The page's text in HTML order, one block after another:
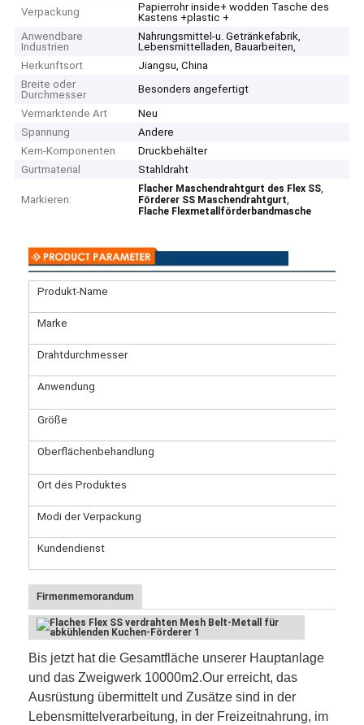
Verpackung
Papierrohr inside+ wodden Tasche des
Kastens +plastic +
Anwendbare
Industrien
Nahrungsmittel-u. Getränkefabrik,
Lebensmittelladen, Bauarbeiten,
Herkunftsort
Jiangsu, China
Breite oder
Durchmesser
Besonders angefertigt
Vermarktende Art
Neu
Spannung
Andere
Kern-Komponenten
Druckbehälter
Gurtmaterial
Stahldraht
Markieren:
Flacher Maschendrahtgurt des Flex SS,
Förderer SS Maschendrahtgurt,
Flache Flexmetallförderbandmasche
Produkt-Name
Marke
Drahtdurchmesser
Anwendung
Größe
Oberflächenbehandlung
Ort des Produktes
Modi der Verpackung
Kundendienst
Firmenmemorandum
Bis jetzt hat die Gesamtfläche unserer Hauptanlage
und das Zweigwerk 10000m2.Our erreicht, das
Ausrüstung übermittelt und Zusätze sind in der
Lebensmittelverarbeitung, in der Freizeitnahrung, im